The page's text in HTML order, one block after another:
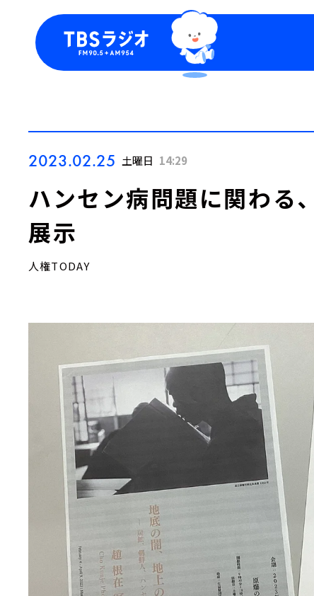
2023.02.25 土曜日 14:29
ハンセン病問題に関わる、
展示
人権TODAY